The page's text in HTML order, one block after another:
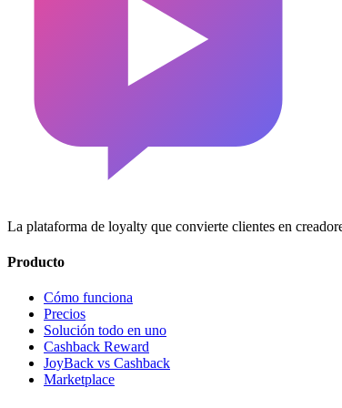
La plataforma de loyalty que convierte clientes en
Producto
Cómo funciona
Precios
Solución todo en uno
Cashback Reward
JoyBack vs Cashback
Marketplace